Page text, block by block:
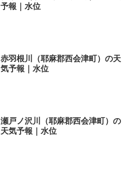
予報｜水位
赤羽根川（耶麻郡西会津町）の天
気予報｜水位
瀬戸ノ沢川（耶麻郡西会津町）の
天気予報｜水位